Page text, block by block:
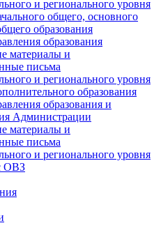
и регионального уровня
общего, основного
образования
образования
материалы и
письма
и регионального уровня
образования
образования и
Администрации
материалы и
письма
и регионального уровня
ОВЗ